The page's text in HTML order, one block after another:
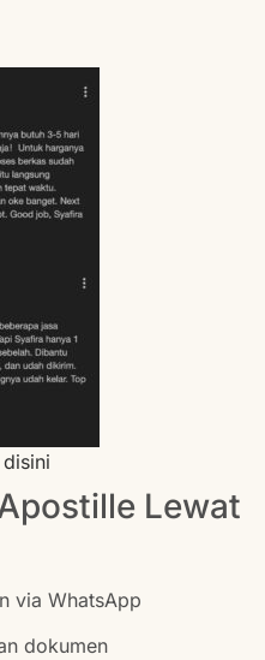
disini
Lewat
via WhatsApp
dokumen